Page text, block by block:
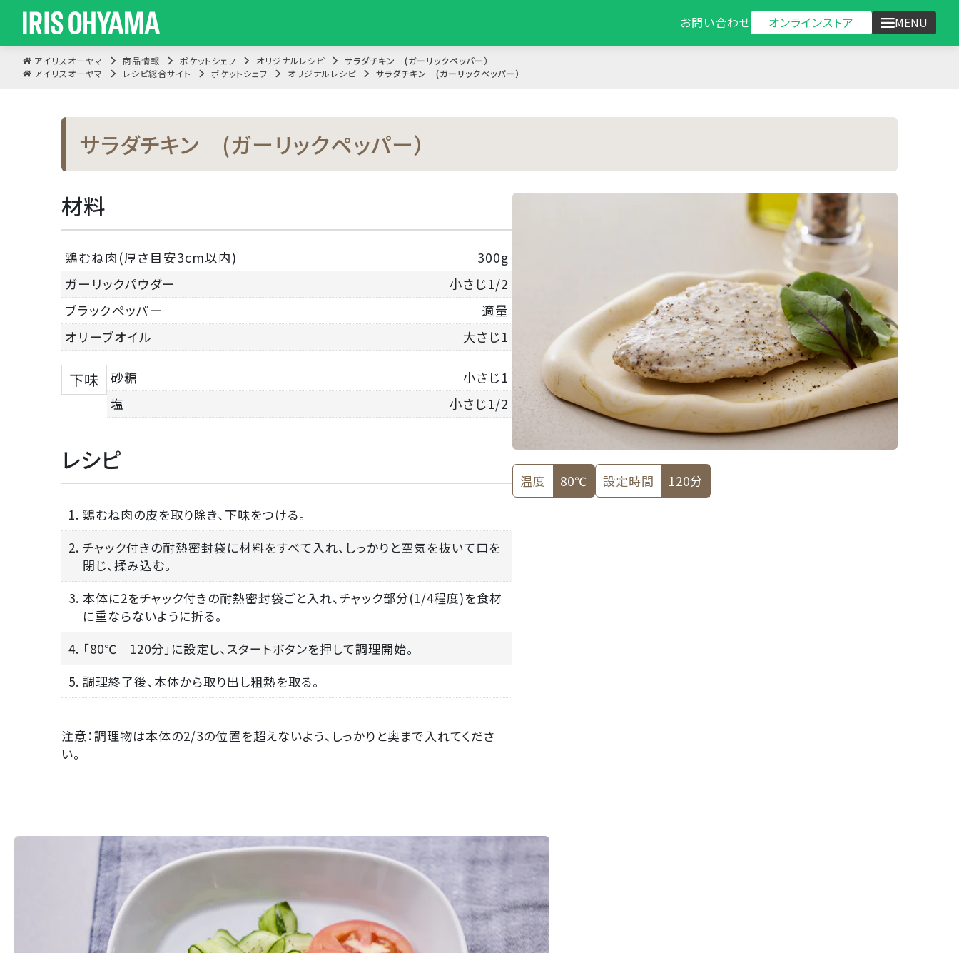
お問い合わせ オンラインストア MENU
アイリスオーヤマ 商品情報 ポケットシェフ オリジナルレシピ
サラダチキン (ガーリックペッパー）
アイリスオーヤマ
レシピ総合サイト ポケットシェフ オリジナルレシピ サラダチキン (ガーリックペッパー）
サラダチキン (ガーリックペッパー）
温度 80℃ 設定時間 120分
材料
鶏むね肉(厚さ目安3cm以内)
300g
ガーリックパウダー
小さじ1/2
ブラックペッパー
適量
オリーブオイル
大さじ1
下味 砂糖
小さじ1
塩
小さじ1/2
レシピ
1. 鶏むね肉の皮を取り除き、下味をつける。
2. チャック付きの耐熱密封袋に材料をすべて入れ、しっかりと空気を抜いて口を
閉じ、揉み込む。
3. 本体に2をチャック付きの耐熱密封袋ごと入れ、チャック部分(1/4程度)を食材
に重ならないように折る。
4. 「80℃ 120分」に設定し、スタートボタンを押して調理開始。
5. 調理終了後、本体から取り出し粗熱を取る。
注意：調理物は本体の2/3の位置を超えないよう、しっかりと奥まで入れてくださ
い。